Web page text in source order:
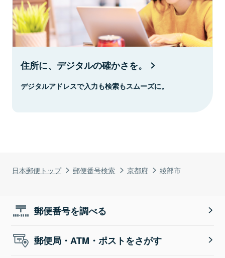
日本郵便トップ 郵便番号検索 京都府 綾部市
住所に、デジタルの確かさを。
デジタルアドレスで入力も検索もスムーズに。
郵便番号を調べる
郵便局・ATM・ポストをさがす